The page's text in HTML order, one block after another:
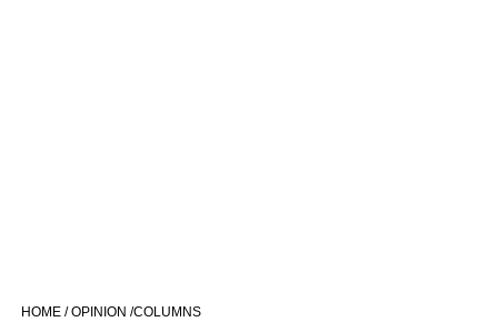
HOME /OPINION /COLUMNS